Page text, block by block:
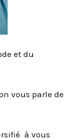
et du
vous parle de
à vous